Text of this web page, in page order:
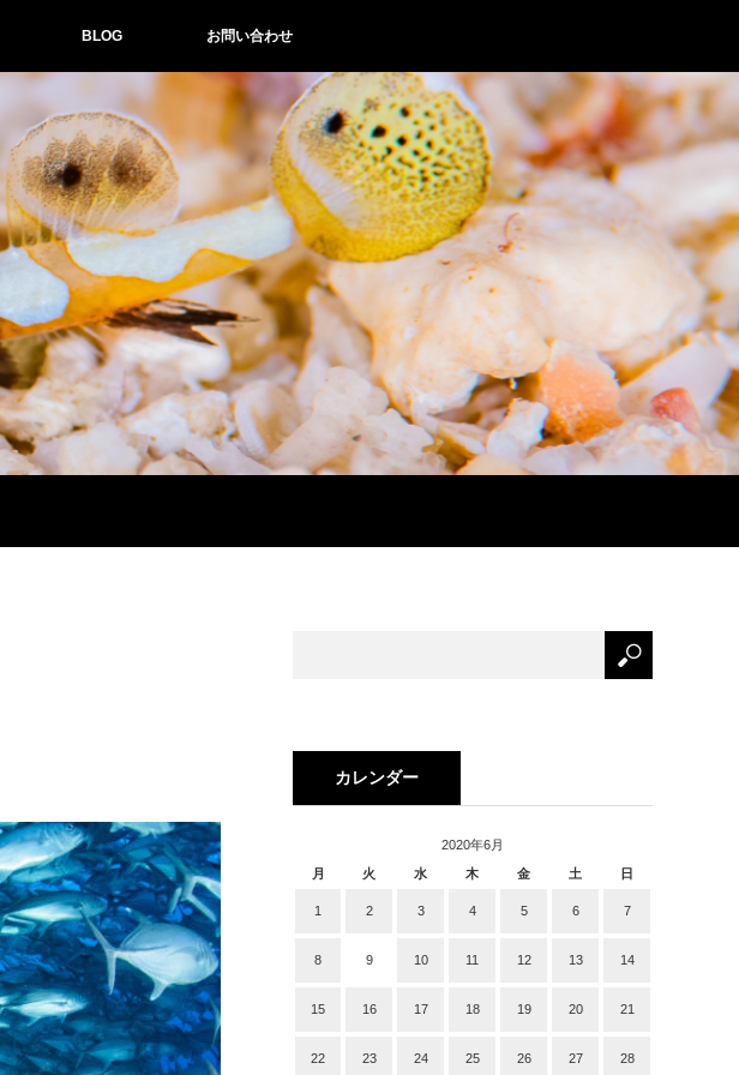
BLOG お問い合わせ
カレンダー
2020年6月
月
火 水 木 金 土 日
1 2 3 4 5 6 7
8 9 10 11 12 13 14
15 16 17 18 19 20 21
22 23 24 25 26 27 28